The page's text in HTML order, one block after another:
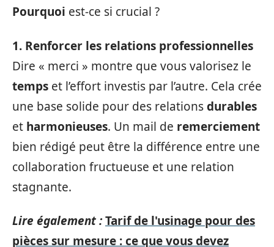
Pourquoi est-ce si crucial ?
1. Renforcer les relations professionnelles
Dire « merci » montre que vous valorisez le
temps et l’effort investis par l’autre. Cela crée
une base solide pour des relationsdurables
et harmonieuses. Un mail de remerciement
bien rédigé peut être la différence entre une
collaboration fructueuse et une relation
stagnante.
Lire également :Tarif de l'usinage pour des
pièces sur mesure : ce que vous devez